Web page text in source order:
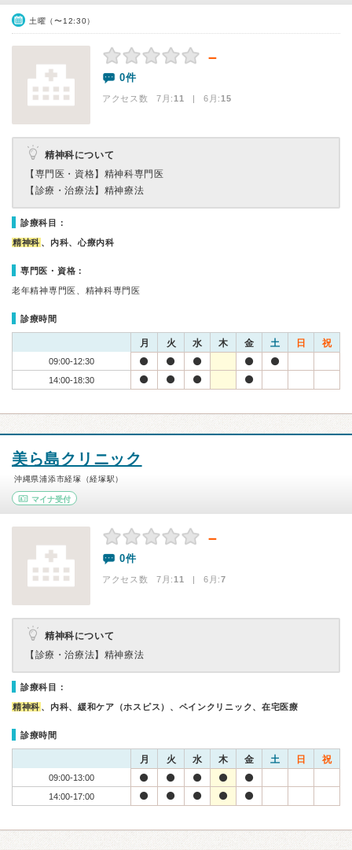
土曜（〜12:30）
－
0件
アクセス数 7月:11 | 6月:15
精神科について
【専門医・資格】 精神科専門医
【診療・治療法】 精神療法
診療科目：
精神科 、内科、心療内科
専門医・資格：
老年精神専門医、精神科専門医
診療時間
月 火 水 木 金 土 日 祝
09:00-12:30
14:00-18:30
美ら島クリニック
沖縄県浦添市経塚（経塚駅）
マイナ受付
－
0件
アクセス数 7月:11 | 6月:7
精神科について
【診療・治療法】 精神療法
診療科目：
精神科 、内科、緩和ケア（ホスピス）、ペインクリニック、在宅医療
診療時間
月 火 水 木 金 土 日 祝
09:00-13:00
14:00-17:00